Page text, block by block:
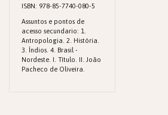
ISBN: 978-85-7740-080-5
Assuntos e pontos de
acesso secundario: 1.
Antropologia. 2. História.
3. Índios. 4. Brasil -
Nordeste. I. Título. II. João
Pacheco de Oliveira.